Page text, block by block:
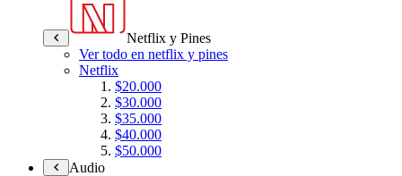
Netflix y Pines
Ver todo en netflix y pines
Netflix
$20.000
$30.000
$35.000
$40.000
$50.000
Audio